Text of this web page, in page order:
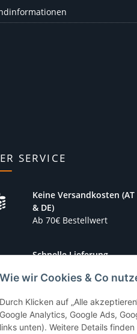
Wie wir Cookies & Co
Durch Klicken auf „Alle
Google Analytics, Google Ads,
links unten). Weitere Details finden
SERVICE
Keine Versandkosten (AT
& DE)
Ab 70€ Bestellwert
Schnelle Lieferung
Sicher Bezahlen
Aktuelle
Sicherheitsstandards